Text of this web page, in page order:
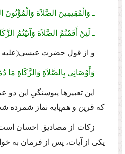
ـ وَالْمُقِیمِینَ الصَّلاَةَ وَالْمُؤْتُونَ
ـ لَئِنْ أَقَمْتُمُ الصَّلاَةَ وَآتَیْتُمُ
و از قول حضرت عیسی(علیه
وَأَوْصَانِی بِالصَّلاَةِ وَالزَّكَاةِ مَا
این تعبیرها پیوستگیِ این
كه قرین و هم‌پایه نماز شمرده
زكات از مصادیق احسان است
یكی از آیات، پس از فرمان به